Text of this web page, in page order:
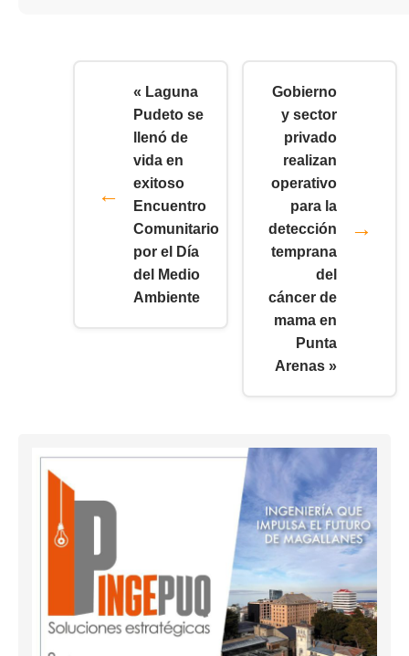
« Laguna
Pudeto se
llenó de
vida en
exitoso
Encuentro
Comunitario
por el Día
del Medio
Ambiente
Gobierno
y sector
privado
realizan
operativo
para la
detección
temprana
del
cáncer de
mama en
Punta
Arenas »